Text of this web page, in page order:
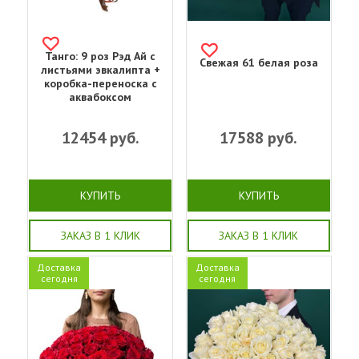
Танго: 9 роз Рэд Ай с
листьями эвкалипта +
коробка-переноска с
аквабоксом
12454руб.
КУПИТЬ
ЗАКАЗ В 1 КЛИК
Свежая 61 белая роза
17588 руб.
КУПИТЬ
ЗАКАЗ В 1 КЛИК
Доставка
сегодня
Доставка
сегодня